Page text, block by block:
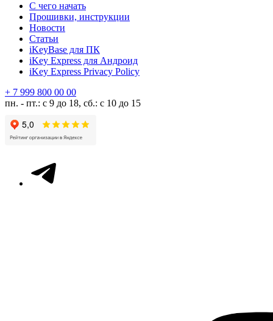
С чего начать
Прошивки, инструкции
Новости
Статьи
iKeyBase для ПК
iKey Express для Андроид
iKey Express Privacy Policy
+ 7 999 800 00 00
пн. - пт.: с 9 до 18, сб.: с 10 до 15